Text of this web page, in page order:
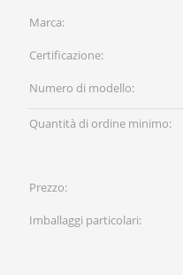
Marca:
Certificazione:
Numero di modello:
Quantità di ordine minimo:
Prezzo:
Imballaggi particolari: